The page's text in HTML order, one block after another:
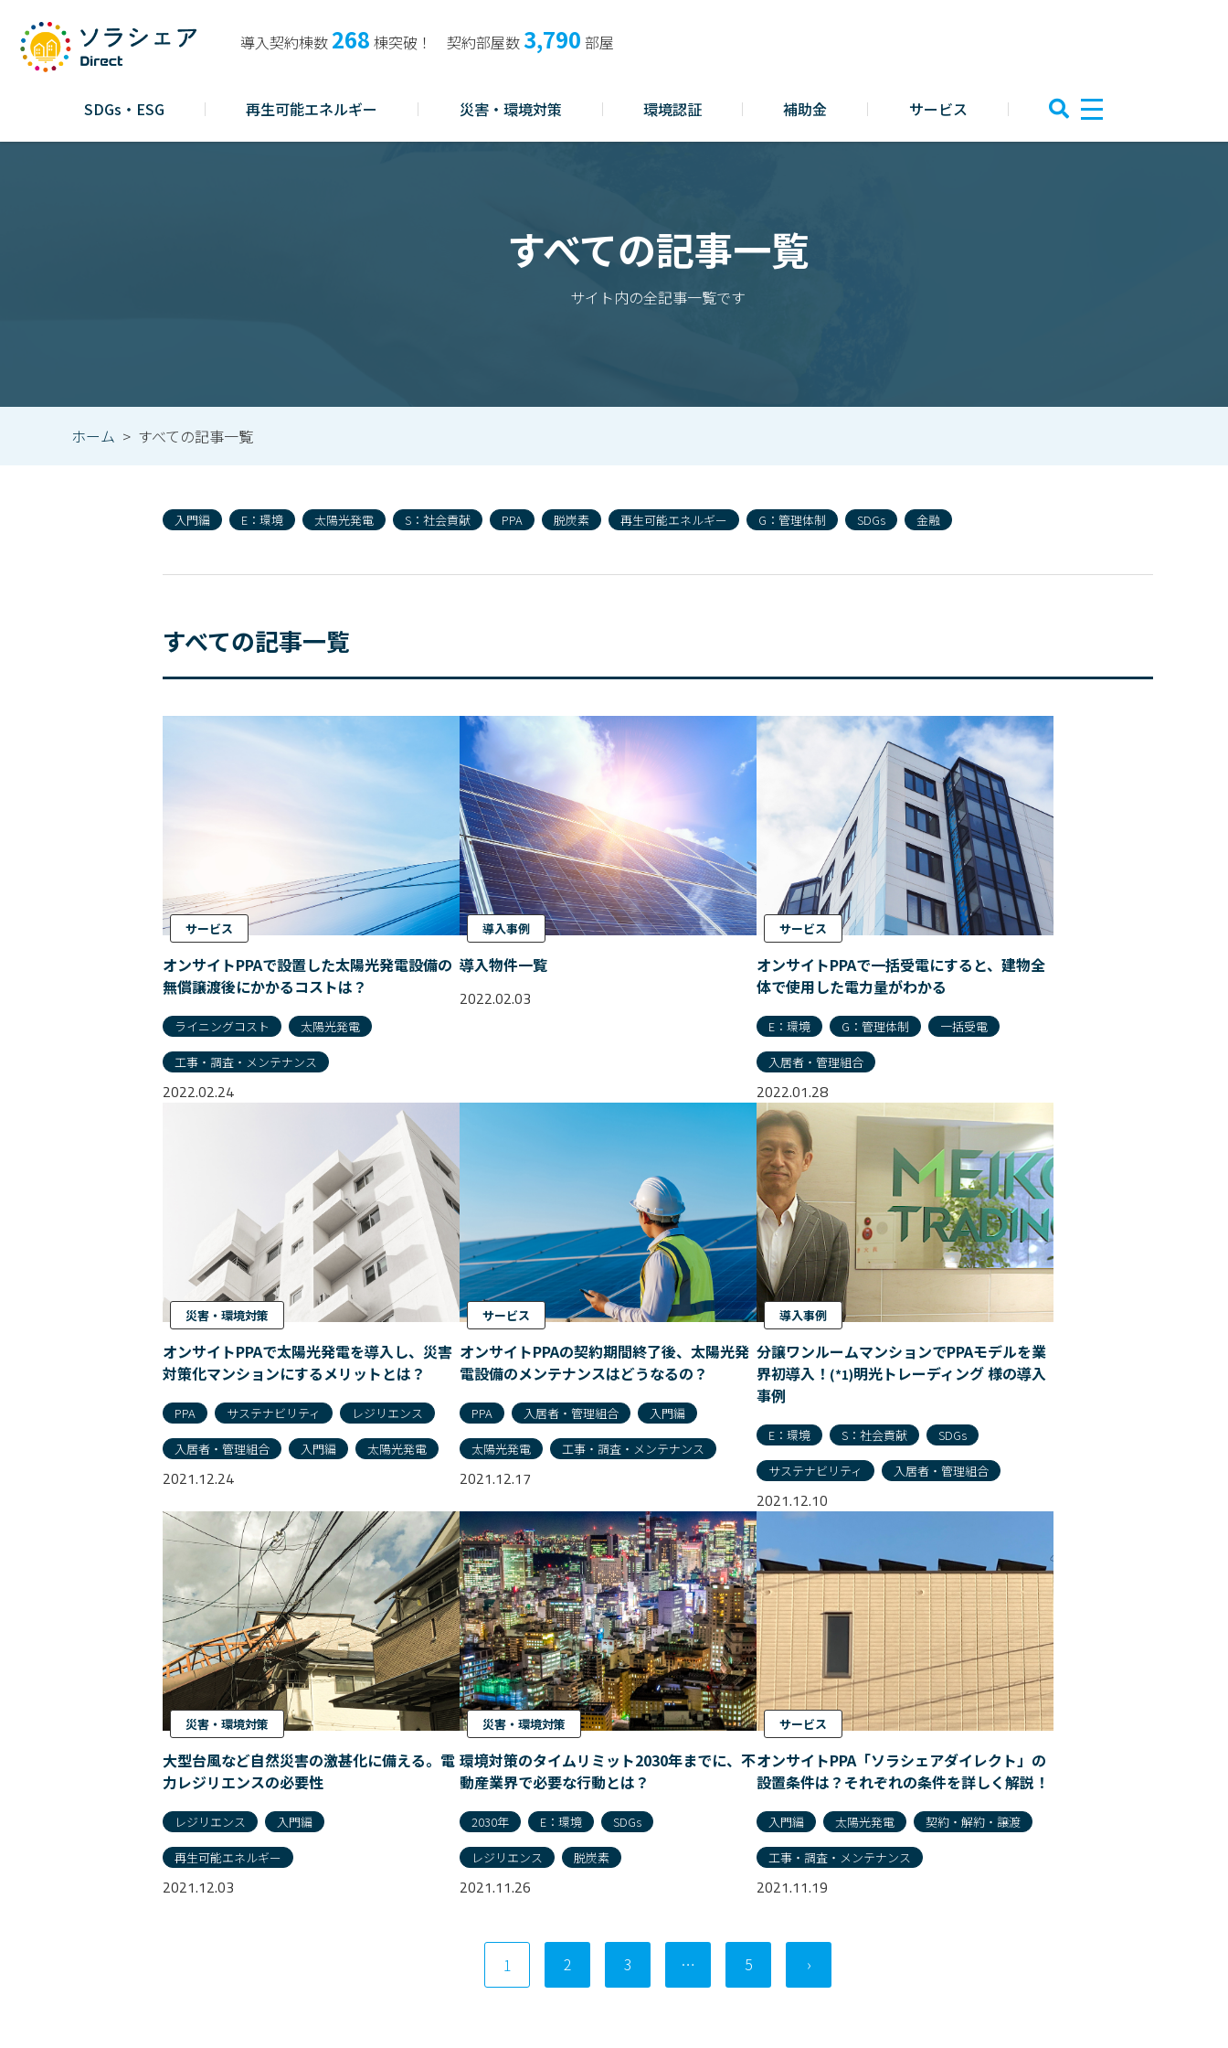
すべての記事一覧
サイト内の全記事一覧です
ホーム > すべての記事一覧
入門編 E：環境 太陽光発電 S：社会貢献 PPA 脱炭素 再生可能エネルギー G：管理体制 SDGs 金融
すべての記事一覧
サービス
オンサイトPPAで設置した太陽光発電設備の
無償譲渡後にかかるコストは？
ライニングコスト 太陽光発電
工事・調査・メンテナンス
2022.02.24
導入事例
導入物件一覧
2022.02.03
サービス
オンサイトPPAで一括受電にすると、建物全
体で使用した電力量がわかる
E：環境 G：管理体制 一括受電
入居者・管理組合
2022.01.28
災害・環境対策
オンサイトPPAで太陽光発電を導入し、災害
対策化マンションにするメリットとは？
PPA サステナビリティ レジリエンス
入居者・管理組合 入門編 太陽光発電
2021.12.24
サービス
オンサイトPPAの契約期間終了後、太陽光発
電設備のメンテナンスはどうなるの？
PPA 入居者・管理組合 入門編
太陽光発電 工事・調査・メンテナンス
2021.12.17
導入事例
分譲ワンルームマンションでPPAモデルを業
界初導入！ (*1)明光トレーディング 様の導入
事例
E：環境 S：社会貢献 SDGs
サステナビリティ 入居者・管理組合
2021.12.10
災害・環境対策
大型台風など自然災害の激甚化に備える。電
力レジリエンスの必要性
レジリエンス 入門編
再生可能エネルギー
2021.12.03
災害・環境対策
環境対策のタイムリミット2030年までに、不
動産業界で必要な行動とは？
2030年 E：環境 SDGs
レジリエンス 脱炭素
2021.11.26
サービス
オンサイトPPA「ソラシェアダイレクト」の
設置条件は？それぞれの条件を詳しく解説！
入門編 太陽光発電 契約・解約・譲渡
工事・調査・メンテナンス
2021.11.19
1 2 3 … 5 ›
導入契約棟数 268 棟突破！ 契約部屋数 3,790 部屋
SDGs・ESG 再生可能エネルギー 災害・環境対策 環境認証 補助金 サービス